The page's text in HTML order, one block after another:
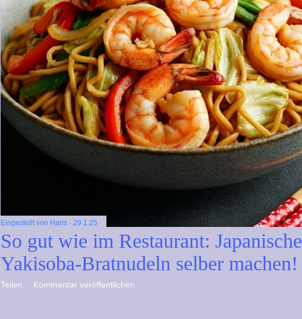
Eingestellt von Haris 29.1.25
So gut wie im Restaurant: Japanische
Yakisoba-Bratnudeln selber machen!
Teilen Kommentar veröffentlichen